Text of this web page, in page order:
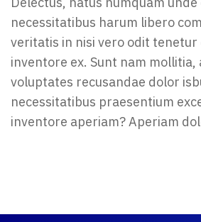
necessitatibus harum libero
veritatis in nisi vero odit tenetur
inventore ex. Sunt nam mollitia,
voluptates recusandae dolor
necessitatibus praesentium
inventore aperiam? Aperiam